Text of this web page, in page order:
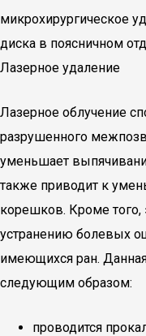
микрохирургическое
диска в поясничном
Лазерное удаление
Лазерное облучение
разрушенного
уменьшает
также приводит к
корешков. Кроме того,
устранению болевых
имеющихся ран.
следующим образом:
проводится